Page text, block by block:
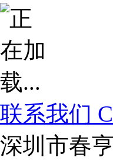
联系我们
深圳市春